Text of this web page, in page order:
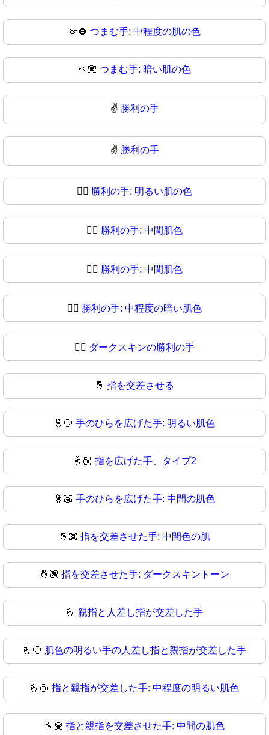
🤏🏾 つまむ手: 中程度の肌の色
🤏🏿 つまむ手: 暗い肌の色
✌️ 勝利の手
✌ 勝利の手
✌🏻 勝利の手: 明るい肌の色
✌🏼 勝利の手: 中間肌色
✌🏽 勝利の手: 中間肌色
✌🏾 勝利の手: 中程度の暗い肌色
✌🏿 ダークスキンの勝利の手
🤞 指を交差させる
🤞🏻 手のひらを広げた手: 明るい肌色
🤞🏼 指を広げた手、タイプ2
🤞🏽 手のひらを広げた手: 中間の肌色
🤞🏾 指を交差させた手: 中間色の肌
🤞🏿 指を交差させた手: ダークスキントーン
🫰 親指と人差し指が交差した手
🫰🏻 肌色の明るい手の人差し指と親指が交差した手
🫰🏼 指と親指が交差した手: 中程度の明るい肌色
🫰🏽 指と親指を交差させた手: 中間の肌色